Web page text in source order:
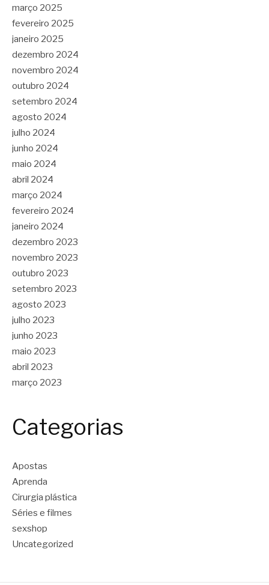
março 2025
fevereiro 2025
janeiro 2025
dezembro 2024
novembro 2024
outubro 2024
setembro 2024
agosto 2024
julho 2024
junho 2024
maio 2024
abril 2024
março 2024
fevereiro 2024
janeiro 2024
dezembro 2023
novembro 2023
outubro 2023
setembro 2023
agosto 2023
julho 2023
junho 2023
maio 2023
abril 2023
março 2023
Categorias
Apostas
Aprenda
Cirurgia plástica
Séries e filmes
sexshop
Uncategorized